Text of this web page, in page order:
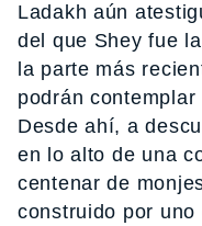
Ladakh aún
del que Shey fue
la parte más
podrán
Desde ahí, a
en lo alto de una
centenar de
construido por